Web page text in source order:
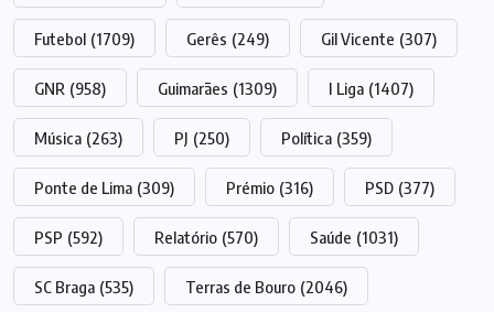
Futebol (1709) Gerês (249) Gil Vicente (307)
GNR (958) Guimarães (1309) I Liga (1407)
Música (263) PJ (250) Política (359)
Ponte de Lima (309) Prémio (316) PSD (377)
PSP (592) Relatório (570) Saúde (1031)
SC Braga (535) Terras de Bouro (2046)